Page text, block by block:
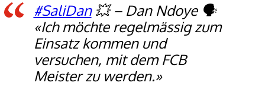
#SaliDan💥 – Dan Ndoye 🗣️
«Ich möchte regelmässig zum
Einsatz kommen und
versuchen, mit dem FCB
Meister zu werden.»